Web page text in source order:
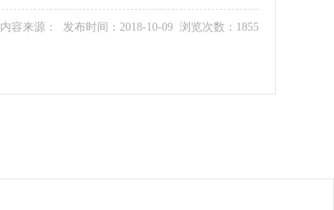
内容来源： 发布时间：2018-10-09 浏览次数：1855